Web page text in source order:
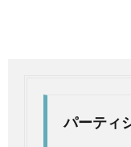
パーティ